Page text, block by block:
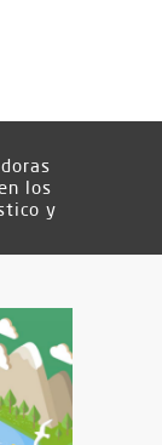
los
y